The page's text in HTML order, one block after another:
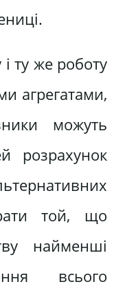
ту же роботу
агрегатами,
можуть
розрахунок
той, що
найменші
всього